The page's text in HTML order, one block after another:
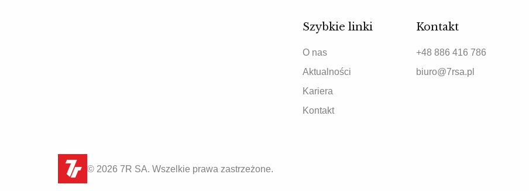
Szybkie linki
O nas
Aktualności
Kariera
Kontakt
Kontakt
+48 886 416 786
biuro@7rsa.pl
© 2026 7R SA. Wszelkie prawa zastrzeżone.